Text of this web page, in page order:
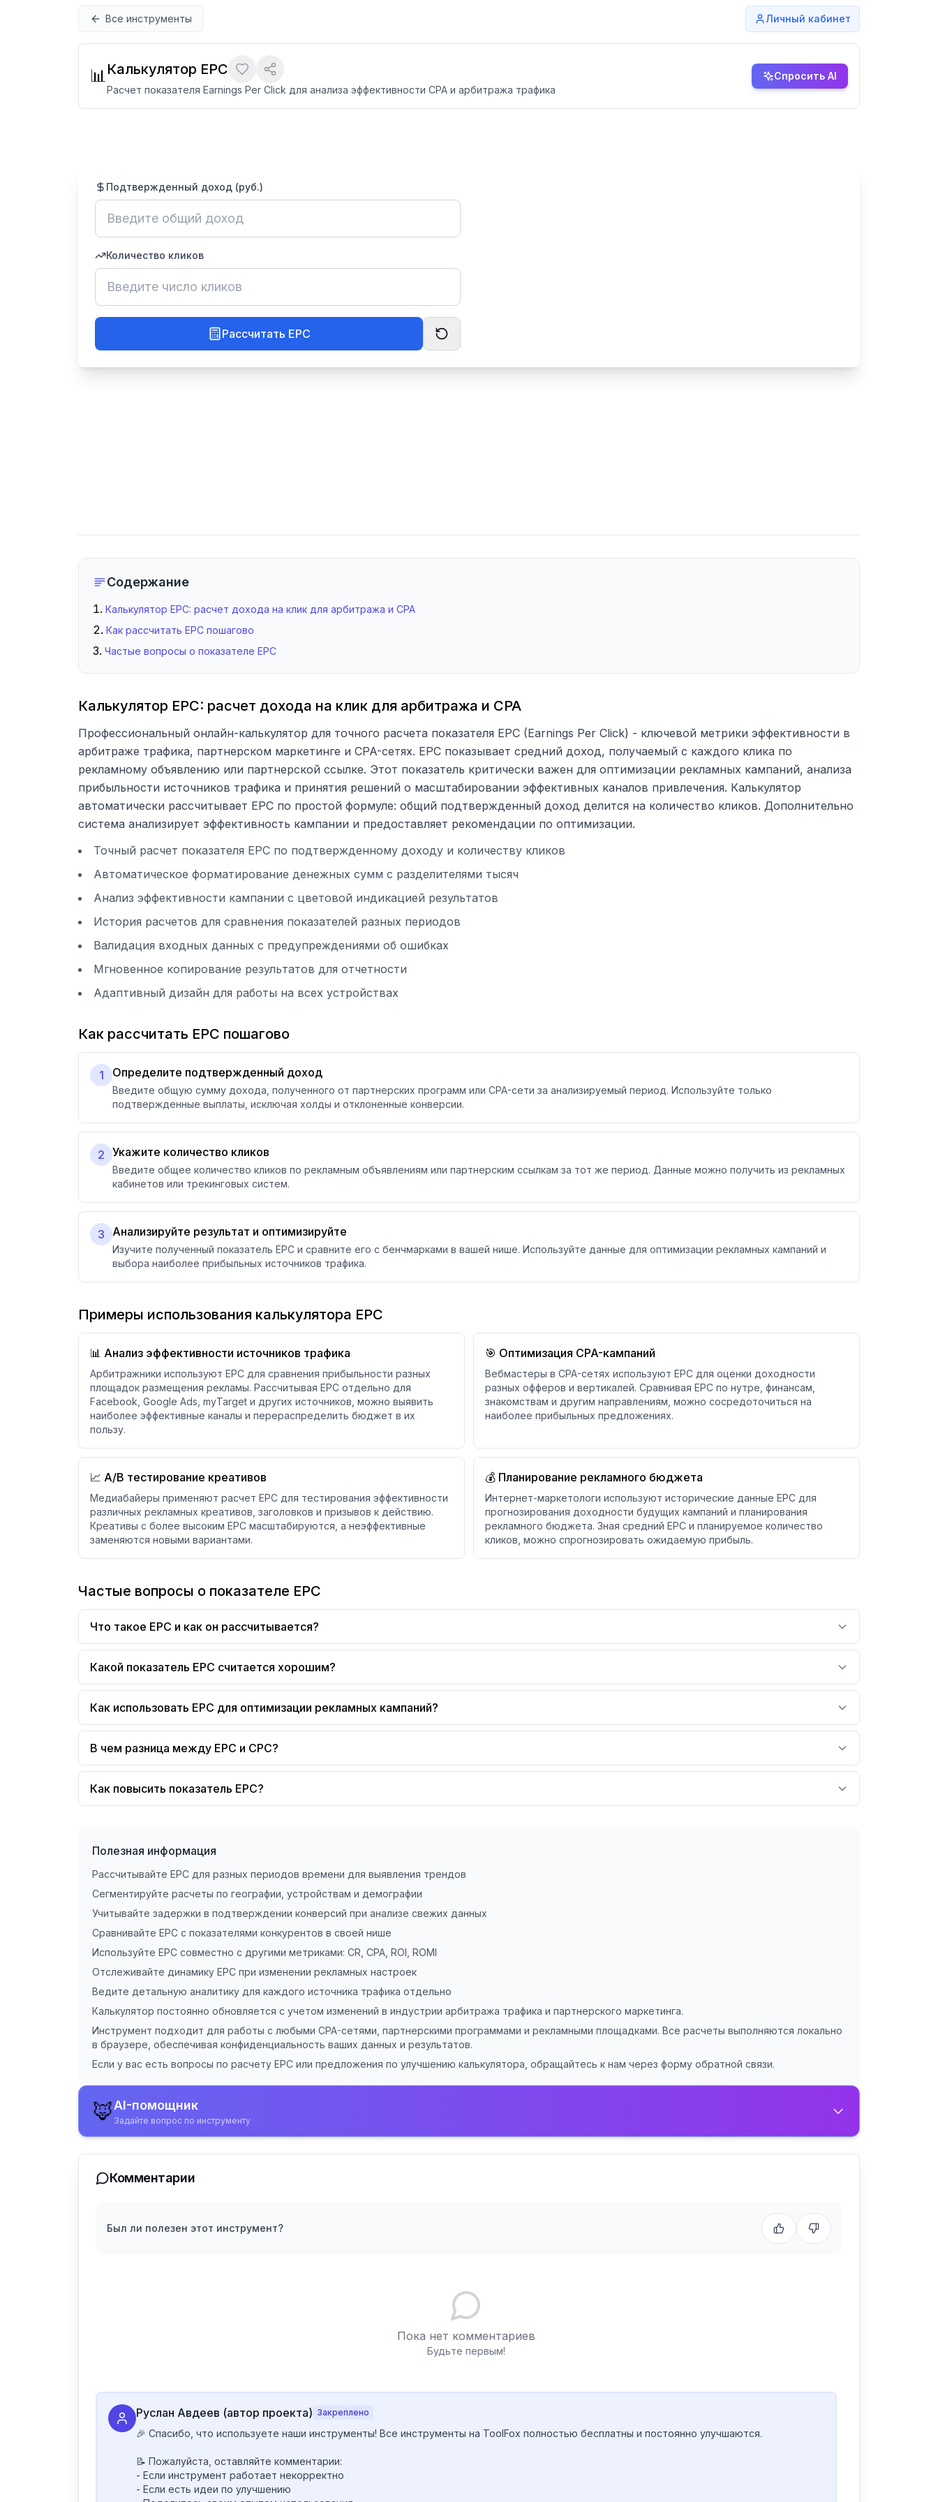
Все инструменты Личный кабинет
📊Калькулятор EPC
Расчет показателя Earnings Per Click для анализа эффективности CPA и арбитража трафика
Спросить AI
Подтвержденный доход (руб.)
Количество кликов
Рассчитать EPC
Содержание
Калькулятор EPC: расчет дохода на клик для арбитража и CPA
Как рассчитать EPC пошагово
Частые вопросы о показателе EPC
Калькулятор EPC: расчет дохода на клик для арбитража и CPA
Профессиональный онлайн-калькулятор для точного расчета показателя EPC (Earnings Per Click) - ключевой метрики эффективности в
арбитраже трафика, партнерском маркетинге и CPA-сетях. EPC показывает средний доход, получаемый с каждого клика по
рекламному объявлению или партнерской ссылке. Этот показатель критически важен для оптимизации рекламных кампаний, анализа
прибыльности источников трафика и принятия решений о масштабировании эффективных каналов привлечения. Калькулятор
автоматически рассчитывает EPC по простой формуле: общий подтвержденный доход делится на количество кликов. Дополнительно
система анализирует эффективность кампании и предоставляет рекомендации по оптимизации.
Точный расчет показателя EPC по подтвержденному доходу и количеству кликов
Автоматическое форматирование денежных сумм с разделителями тысяч
Анализ эффективности кампании с цветовой индикацией результатов
История расчетов для сравнения показателей разных периодов
Валидация входных данных с предупреждениями об ошибках
Мгновенное копирование результатов для отчетности
Адаптивный дизайн для работы на всех устройствах
Как рассчитать EPC пошагово
1 Определите подтвержденный доход
Введите общую сумму дохода, полученного от партнерских программ или CPA-сети за анализируемый период. Используйте только
подтвержденные выплаты, исключая холды и отклоненные конверсии.
2 Укажите количество кликов
Введите общее количество кликов по рекламным объявлениям или партнерским ссылкам за тот же период. Данные можно получить из рекламных
кабинетов или трекинговых систем.
3 Анализируйте результат и оптимизируйте
Изучите полученный показатель EPC и сравните его с бенчмарками в вашей нише. Используйте данные для оптимизации рекламных кампаний и
выбора наиболее прибыльных источников трафика.
Примеры использования калькулятора EPC
📊 Анализ эффективности источников трафика
Арбитражники используют EPC для сравнения прибыльности разных
площадок размещения рекламы. Рассчитывая EPC отдельно для
Facebook, Google Ads, myTarget и других источников, можно выявить
наиболее эффективные каналы и перераспределить бюджет в их
пользу.
🎯 Оптимизация CPA-кампаний
Вебмастеры в CPA-сетях используют EPC для оценки доходности
разных офферов и вертикалей. Сравнивая EPC по нутре, финансам,
знакомствам и другим направлениям, можно сосредоточиться на
наиболее прибыльных предложениях.
📈 A/B тестирование креативов
Медиабайеры применяют расчет EPC для тестирования эффективности
различных рекламных креативов, заголовков и призывов к действию.
Креативы с более высоким EPC масштабируются, а неэффективные
заменяются новыми вариантами.
💰 Планирование рекламного бюджета
Интернет-маркетологи используют исторические данные EPC для
прогнозирования доходности будущих кампаний и планирования
рекламного бюджета. Зная средний EPC и планируемое количество
кликов, можно спрогнозировать ожидаемую прибыль.
Частые вопросы о показателе EPC
Что такое EPC и как он рассчитывается?
Какой показатель EPC считается хорошим?
Как использовать EPC для оптимизации рекламных кампаний?
В чем разница между EPC и CPC?
Как повысить показатель EPC?
Полезная информация
Рассчитывайте EPC для разных периодов времени для выявления трендов
Сегментируйте расчеты по географии, устройствам и демографии
Учитывайте задержки в подтверждении конверсий при анализе свежих данных
Сравнивайте EPC с показателями конкурентов в своей нише
Используйте EPC совместно с другими метриками: CR, CPA, ROI, ROMI
Отслеживайте динамику EPC при изменении рекламных настроек
Ведите детальную аналитику для каждого источника трафика отдельно
Калькулятор постоянно обновляется с учетом изменений в индустрии арбитража трафика и партнерского маркетинга.
Инструмент подходит для работы с любыми CPA-сетями, партнерскими программами и рекламными площадками. Все расчеты выполняются локально
в браузере, обеспечивая конфиденциальность ваших данных и результатов.
Если у вас есть вопросы по расчету EPC или предложения по улучшению калькулятора, обращайтесь к нам через форму обратной связи.
🦊AI-помощник
Задайте вопрос по инструменту
Комментарии
Был ли полезен этот инструмент?
Пока нет комментариев
Будьте первым!
Руслан Авдеев (автор проекта) Закреплено
🎉 Спасибо, что используете наши инструменты! Все инструменты на ToolFox полностью бесплатны и постоянно улучшаются.
📝 Пожалуйста, оставляйте комментарии:
- Если инструмент работает некорректно
- Если есть идеи по улучшению